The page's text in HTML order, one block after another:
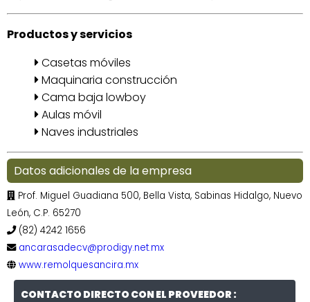
Productos y servicios
Casetas móviles
Maquinaria construcción
Cama baja lowboy
Aulas móvil
Naves industriales
Datos adicionales de la empresa
Prof. Miguel Guadiana 500, Bella Vista, Sabinas Hidalgo, Nuevo
León, C.P. 65270
(82) 4242 1656
ancarasadecv@prodigy.net.mx
www.remolquesancira.mx
CONTACTO DIRECTO CON EL PROVEEDOR :